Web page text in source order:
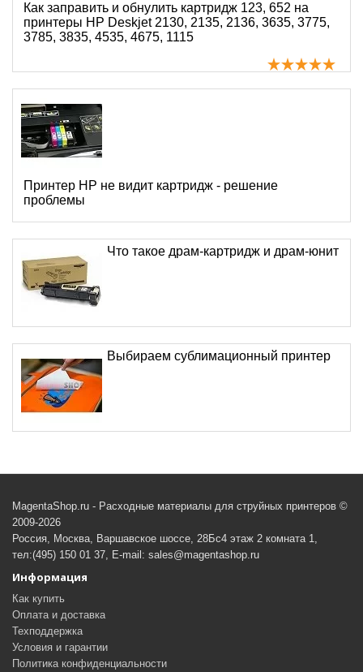
Как заправить и обнулить картридж 123, 652 на
принтеры HP Deskjet 2130, 2135, 2136, 3635, 3775,
3785, 3835, 4535, 4675, 1115
Принтер HP не видит картридж - решение
проблемы
Что такое драм-картридж и драм-юнит
Выбираем сублимационный принтер
MagentaShop.ru - Расходные материалы для струйных принтеров ©
2009-2026
Россия, Москва, Варшавское шоссе, 28Бс4 этаж 2 комната 1,
тел:(495) 150 01 37, E-mail: sales@magentashop.ru
Информация
Как купить
Оплата и доставка
Техподдержка
Условия и гарантии
Политика конфиденциальности